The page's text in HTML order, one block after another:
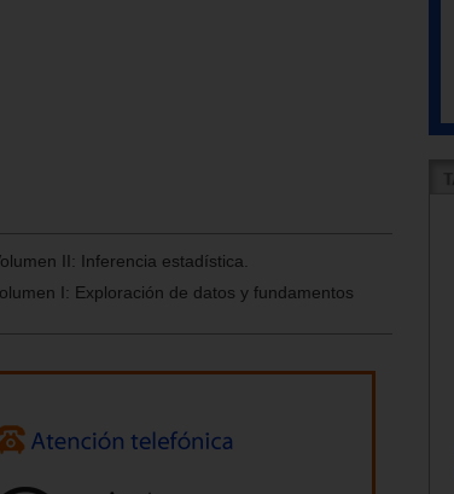
II: Inferencia estadística.
I: Exploración de datos y fundamentos